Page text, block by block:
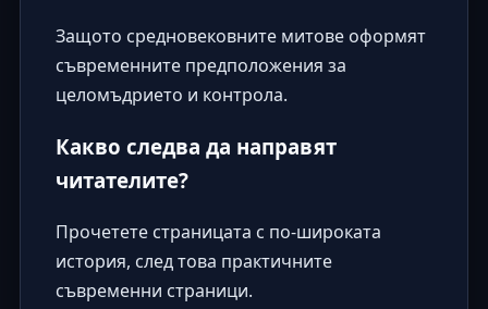
Защото средновековните митове оформят
съвременните предположения за
целомъдрието и контрола.
Какво следва да направят
читателите?
Прочетете страницата с по-широката
история, след това практичните
съвременни страници.